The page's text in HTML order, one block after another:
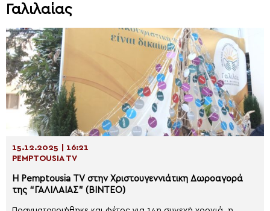
Γαλιλαίας
15.12.2025 | 16:21
PEMPTOUSIA TV
Η Pemptousia TV στην Χριστουγεννιάτικη Δωροαγορά
της “ΓΑΛΙΛΑΙΑΣ” (ΒΙΝΤΕΟ)